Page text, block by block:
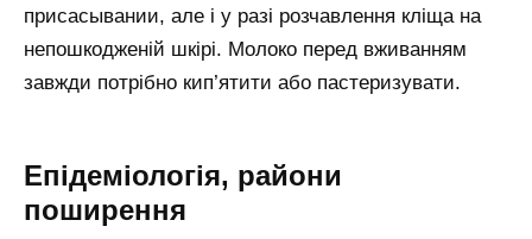
присасывании, але і у разі розчавлення кліща на
непошкодженій шкірі. Молоко перед вживанням
завжди потрібно кип’ятити або пастеризувати.
Епідеміологія, райони
поширення